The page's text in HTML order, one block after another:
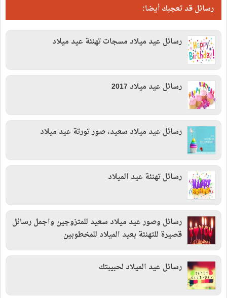
رسائل قد تعجبك أيضا:
رسائل عيد ميلاد مسجات تهنئة عيد ميلاد
رسائل عيد ميلاد 2017
رسائل عيد ميلاد سعيد، صور تورتة عيد ميلاد
رسائل تهنئة عيد الميلاد
رسائل وصور عيد ميلاد سعيد للمتزوجين واجمل رسائل
قصيرة للتهنئة بعيد الميلاد للمخطوبين
رسائل عيد الميلاد لحبيبتك